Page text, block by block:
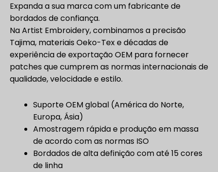
Expanda a sua marca com um fabricante de
bordados de confiança.
Na Artist Embroidery, combinamos a precisão
Tajima, materiais Oeko-Tex e décadas de
experiência de exportação OEM para fornecer
patches que cumprem as normas internacionais de
qualidade, velocidade e estilo.
Suporte OEM global (América do Norte,
Europa, Ásia)
Amostragem rápida e produção em massa
de acordo com as normas ISO
Bordados de alta definição com até 15 cores
de linha